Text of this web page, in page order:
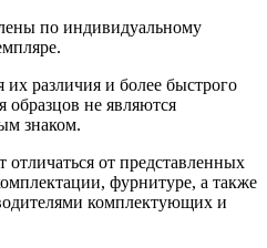
по индивидуальному
различия и более быстрого
образцов не являются
знаком.
от представленных
фурнитуре, а также
комплектующих и